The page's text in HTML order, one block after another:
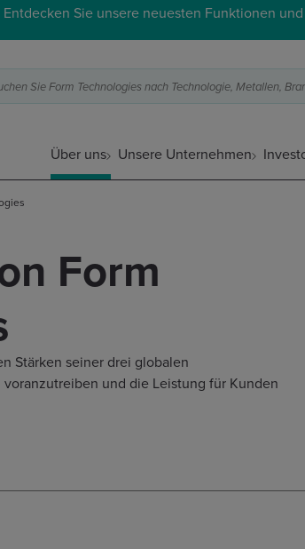
Sie unsere neuesten Funktionen
Sie Form Technologies nach Technologie, Metallen,
Über uns Unsere Unternehmen
Form
Stärken seiner drei globalen
und die Leistung für Kunden